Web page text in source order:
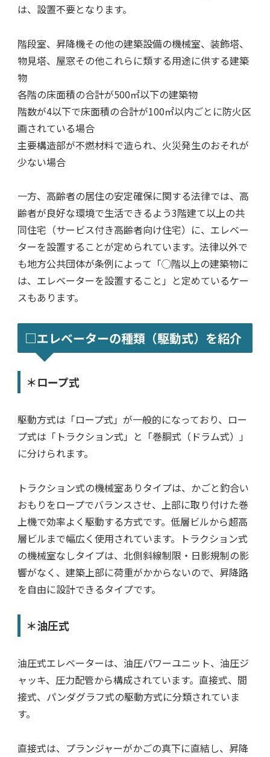
は、設置不要となります。
​​​​階段室、昇降機その他の建築設備の機械室、装飾塔、
物見塔、屋窓その他これらに類する用途に供する建築
物
各階の床面積の合計が500㎡以下の建築物
階数が4以下で床面積の合計が100㎡以内ごとに防火区
画されている場合
主要構造部が不燃材料で造られ、火災発生のおそれが
少ない場合
一方、高齢者の居住の安定確保に関する法律では、高
齢者が良好な環境で生活できるよう3階建て以上の共
同住宅（サービス付き高齢者向け住宅）に、エレベー
ターを設置することが定められています。法律以外で
も地方公共団体が条例によって「◯階以上の建築物に
は、エレベーターを設置すること」と定めているケー
スもあります。
□エレベーターの種類（駆動式）を紹介
＊ロープ式
駆動方式は「ロープ式」が一般的になっており、ロー
プ式は「トラクション式」と「巻胴式（ドラム式）」
に分けられます。
トラクション式の機械室ありタイプは、かごと釣合い
おもりをロープでバランスさせ、上部に取り付けた巻
上機で効率よく駆動する方式です。低層ビルから超高
層ビルまで幅広く使用されています。トラクション式
の機械室なしタイプは、北側斜線制限・日影規制の影
響がなく、建築上部に荷重がかからないので、昇降路
を自由に設計できるタイプです。
＊油圧式
油圧式エレベーターは、油圧パワーユニット、油圧ジ
ャッキ、圧力配管から構成されています。直接式、間
接式、パンダグラフ式の駆動方式に分類されていま
す。
直接式は、プランジャーがかごの真下に直結し、昇降